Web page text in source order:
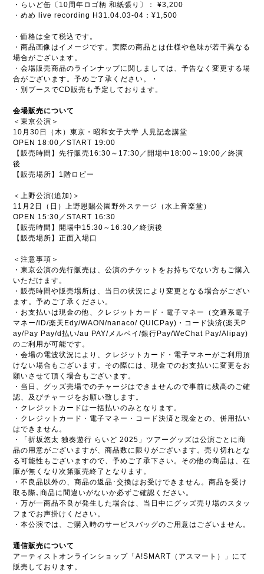
・らいど缶〔10周年ロゴ柄 和紙張り〕： ¥3,200
・めめ live recording H31.04.03-04：¥1,500
・価格は全て税込です。
・商品画像はイメージです。実際の商品とは仕様や色味が若干異なる
場合がございます。
・会場販売商品のラインナップに関しましては、予告なく変更する場
合がございます。予めご了承ください。・
・別ブースでCD販売も予定しております。
会場販売について
＜東京公演＞
10月30日（木）東京・昭和女子大学 人見記念講堂
OPEN 18:00／START 19:00
【販売時間】先行販売16:30～17:30／開場中18:00～19:00／終演
後
【販売場所】1階ロビー
＜上野公演(追加)＞
11月2日（日）上野恩賜公園野外ステージ（水上音楽堂）
OPEN 15:30／START 16:30
【販売時間】開場中15:30～16:30／終演後
【販売場所】正面入場口
＜注意事項＞
・東京公演の先行販売は、公演のチケットをお持ちでない方もご購入
いただけます。
・販売時間や販売場所は、当日の状況により変更となる場合がござい
ます。予めご了承ください。
・お支払いは現金の他、クレジットカード・電子マネー（交通系電子
マネー/iD/楽天Edy/WAON/nanaco/ QUICPay)・コード決済(楽天P
ay/Pay Pay/d払い/au PAY/メルペイ/銀行Pay/WeChat Pay/Alipay)
のご利用が可能です。
・会場の電波状況により、クレジットカード・電子マネーがご利用頂
けない場合もございます。その際には、現金でのお支払いに変更をお
願いさせて頂く場合もございます。
・当日、グッズ売場でのチャージはできませんので事前に残高のご確
認、及びチャージをお願い致します。
・クレジットカードは一括払いのみとなります。
・クレジットカード・電子マネー・コード決済と現金との、併用払い
はできません。
・「折坂悠太 独奏遊行 らいど 2025」ツアーグッズは公演ごとに商
品の用意がございますが、商品数に限りがございます。売り切れとな
る可能性もございますので、予めご了承下さい。その他の商品は、在
庫が無くなり次第販売終了となります。
・不良品以外の、商品の返品･交換はお受けできません。商品を受け
取る際､商品に間違いがないか必ずご確認ください。
・万が一商品不良が発生した場合は、当日中にグッズ売り場のスタッ
フまでお声掛けください。
・本公演では、ご購入時のサービスバッグのご用意はございません。
通信販売について
アーティストオンラインショップ「A!SMART（アスマート）」にて
販売しております。